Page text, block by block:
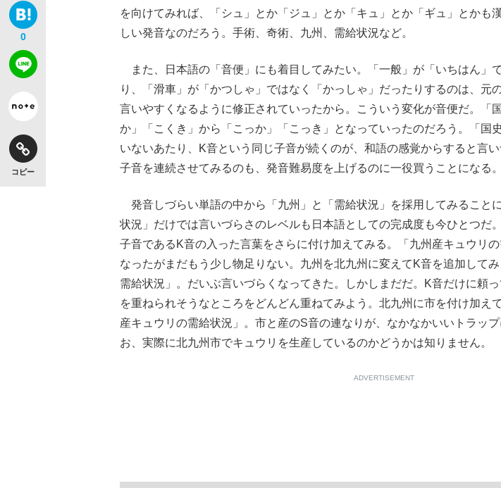
もっと見る
the Style
もっと見る
0
コピー
を向けてみれば、「シュ」とか「ジュ」とか「キュ」とか「ギュ」とかも
しい発音なのだろう。手術、奇術、九州、需給状況など。
また、日本語の「音便」にも着目してみたい。「一般」が「いちはん」
り、「滑車」が「かつしゃ」ではなく「かっしゃ」だったりするのは、元
言いやすくなるように修正されていったから。こういう変化が音便だ。「
か」「こくき」から「こっか」「こっき」となっていったのだろう。「国
いないあたり、K音という同じ子音が続くのが、和語の感覚からすると言
子音を連続させてみるのも、発音難易度を上げるのに一役買うことになる。
発音しづらい単語の中から「九州」と「需給状況」を採用してみること
状況」だけでは言いづらさのレベルも日本語としての完成度も今ひとつだ
子音であるK音の入った言葉をさらに付け加えてみる。「九州産キュウリ
なったがまだもう少し物足りない。九州を北九州に変えてK音を追加して
需給状況」。だいぶ言いづらくなってきた。しかしまだだ。K音だけに頼
を重ねられそうなところをどんどん重ねてみよう。北九州に市を付け加え
産キュウリの需給状況」。市と産のS音の連なりが、なかなかいいトラッ
お、実際に北九州市でキュウリを生産しているのかどうかは知りません。
ADVERTISEMENT